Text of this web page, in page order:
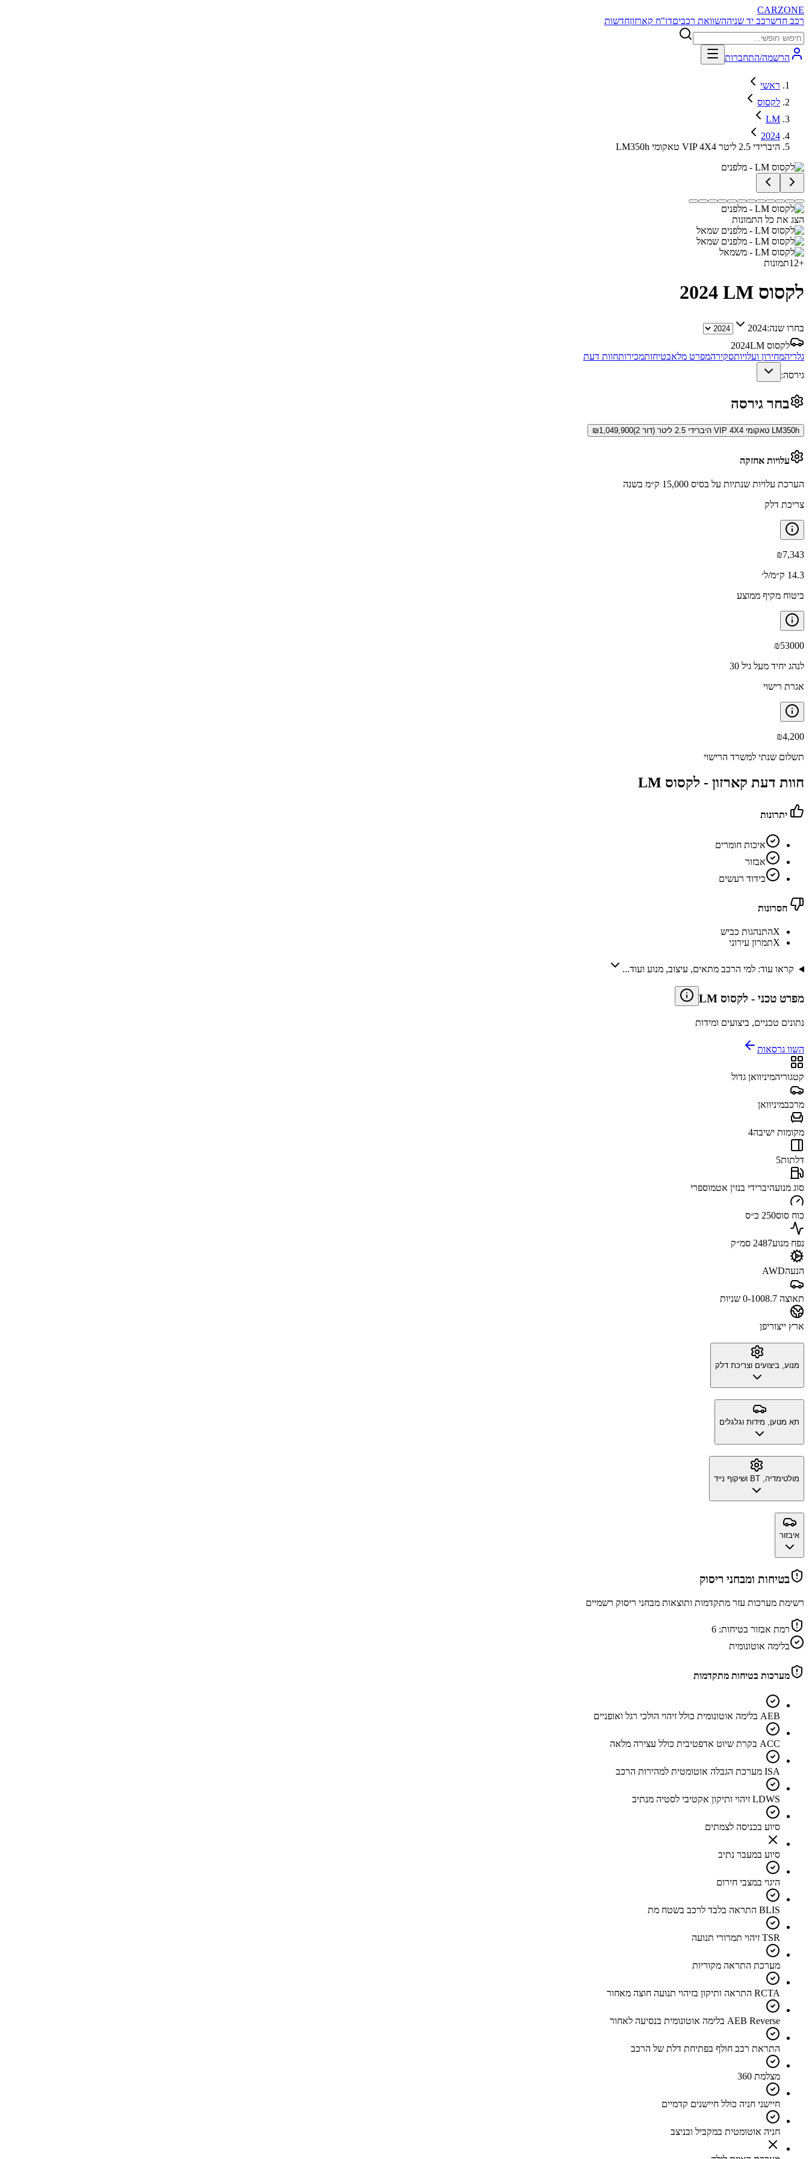
CARZONE
רכב חדשרכב יד שניההשוואת רכביםדו"ח קארזוןחדשות
הרשמה/התחברות
ראשי
לקסוס
LM
2024
LM350h טאקומי VIP 4X4 היברידי 2.5 ליטר
הצג את כל התמונות
+
12תמונות
לקסוס LM 2024
בחרו שנה:2024
לקסוס LM
2024
גלריהמחירון ועלויותסקירהמפרט מלאבטיחותמכירותחוות דעת
גירסה:
בחר גירסה
LM350h טאקומי VIP 4X4 היברידי 2.5 ליטר (דור 2) ₪1,049,900
עלויות אחזקה
הערכת עלויות שנתיות על בסיס 15,000 ק״מ בשנה
צריכת דלק
₪7,343
14.3 ק״מ/ל׳
ביטוח מקיף ממוצע
₪53000
לנהג יחיד מעל גיל 30
אגרת רישוי
₪4,200
תשלום שנתי למשרד הרישוי
חוות דעת קארזון - לקסוס LM
יתרונות
איכות חומרים
אבזור
בידוד רעשים
חסרונות
Xהתנהגות כביש
Xתמרון עירוני
קראו עוד: למי הרכב מתאים, עיצוב, מנוע ועוד...
מפרט טכני - לקסוס LM
נתונים טכניים, ביצועים ומידות
השוו גרסאות
קטגוריהמיניוואן גדול
מרכבמיניוואן
מקומות ישיבה4
דלתות5
סוג מנועהיברידי בנזין אטמוספרי
כוח סוס250 כ״ס
נפח מנוע2487 סמ״ק
הנעהAWD
תאוצה 0-100 8.7 שניות
ארץ ייצוריפן
מנוע, ביצועים וצריכת דלק
תא מטען, מידות וגלגלים
מולטימדיה, BT ושיקוף נייד
איבזור
בטיחות ומבחני ריסוק
רשימת מערכות עזר מתקדמות ותוצאות מבחני ריסוק רשמיים
רמת אבזור בטיחות: 6
בלימה אוטונומית
מערכות בטיחות מתקדמות
AEB בלימה אוטונומית כולל זיהוי הולכי רגל ואופניים
ACC בקרת שיוט אדפטיבית כולל עצירה מלאה
ISA מערכת הגבלה אוטומטית למהירות הרכב
LDWS זיהוי ותיקון אקטיבי לסטיה מנתיב
סיוע בכניסה לצמתים
סיוע במעבר נתיב
היגוי במצבי חירום
BLIS התראה בלבד לרכב בשטח מת
TSR זיהוי תמרורי תנועה
מערכת התראה מקוריות
RCTA התראה ותיקון בזיהוי תנועה חוצה מאחור
AEB Reverse בלימה אוטונומית בנסיעה לאחור
התראת רכב חולף בפתיחת דלת של הרכב
מצלמת 360
חיישני חניה כולל חיישנים קדמיים
חניה אוטומטית במקביל ובניצב